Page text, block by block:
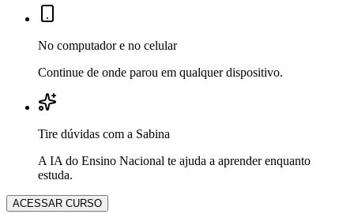
No computador e no celular
Continue de onde parou em qualquer dispositivo.
Tire dúvidas com a Sabina
A IA do Ensino Nacional te ajuda a aprender enquanto
estuda.
ACESSAR CURSO